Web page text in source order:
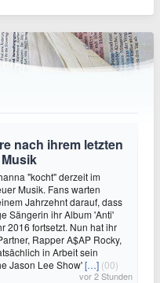
nach ihrem letzten
"kocht" derzeit im
Musik. Fans warten
Jahrzehnt darauf, dass
Sängerin ihr Album 'Anti'
2016 fortsetzt. Nun hat ihr
Rapper A$AP Rocky,
in Arbeit sein
Jason Lee Show'[…] (00)
vor 2 Stunden